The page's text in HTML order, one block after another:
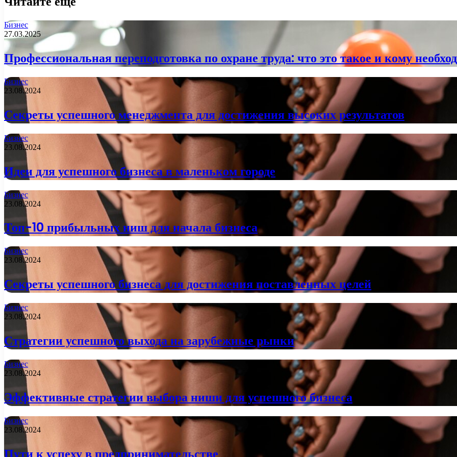
Бизнес
27.03.2025
Профессиональная переподготовка по охране труда: что это такое и кому
Бизнес
23.08.2024
Секреты успешного менеджмента для достижения высоких результатов
Бизнес
23.08.2024
Идеи для успешного бизнеса в маленьком городе
Бизнес
23.08.2024
Топ-10 прибыльных ниш для начала бизнеса
Бизнес
23.08.2024
Секреты успешного бизнеса для достижения поставленных целей
Бизнес
23.08.2024
Стратегии успешного выхода на зарубежные рынки
Бизнес
23.08.2024
Эффективные стратегии выбора ниши для успешного бизнеса
Бизнес
23.08.2024
Пути к успеху в предпринимательстве